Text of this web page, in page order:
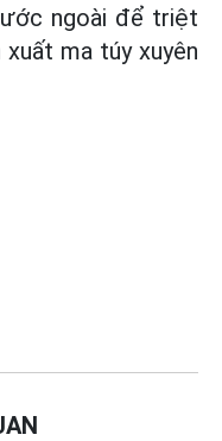
ngoài để triệt
ma túy xuyên